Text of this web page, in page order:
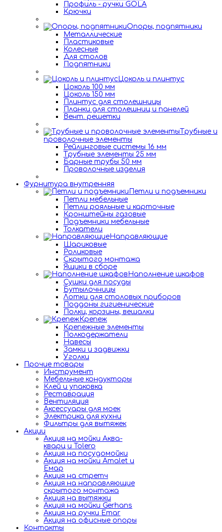
Профиль - ручки GOLA
Крючки
Опоры, подпятники
Металлические
Пластиковые
Колесные
Для столов
Подпятники
Цоколь и плинтус
Цоколь 100 мм
Цоколь 150 мм
Плинтус для столешницы
Планки для столешниц и панелей
Вент. решетки
Трубные и
проволочные элементы
Рейлинговые системы 16 мм
Трубные элементы 25 мм
Барные трубы 50 мм
Проволочные изделия
Фурнитура внутренняя
Петли и подъемники
Петли мебельные
Петли рояльные и карточные
Кронштейны газовые
Подъемники мебельные
Толкатели
Направляющие
Шариковые
Роликовые
Скрытого монтажа
Ящики в сборе
Наполнение шкафов
Сушки для посуды
Бутылочницы
Лотки для столовых приборов
Поддоны гигиенические
Полки, корзины, вешалки
Крепеж
Крепежные элементы
Полкодержатели
Навесы
Замки и задвижки
Уголки
Прочие товары
Инструмент
Мебельные кондукторы
Клей и упаковка
Реставрация
Вентиляция
Аксессуары для моек
Электрика для кухни
Фильтры для вытяжек
Акции
Акция на мойки Аква-
кварц и Tolero
Акция на посудомойки
Акция на мойки Amalet и
Емар
Акция на стретч
Акция на направляющие
скрытого монтажа
Акция на вытяжки
Акция на мойки Gerhans
Акция на ручки Emar
Акция на офисные опоры
Контакты